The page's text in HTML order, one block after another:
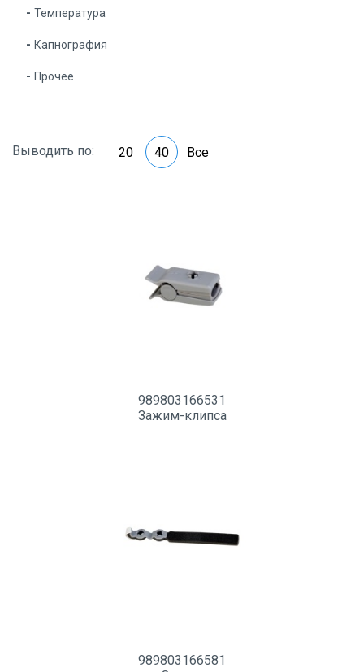
Температура
Капнография
Прочее
Выводить по: 20 40 Все
989803166531
Зажим-клипса
989803166581